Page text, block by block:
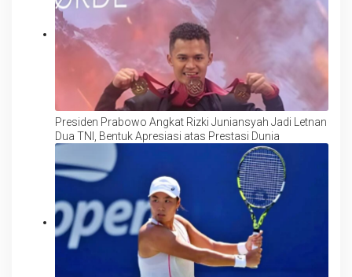
Presiden Prabowo Angkat Rizki Juniansyah Jadi Letnan
Dua TNI, Bentuk Apresiasi atas Prestasi Dunia